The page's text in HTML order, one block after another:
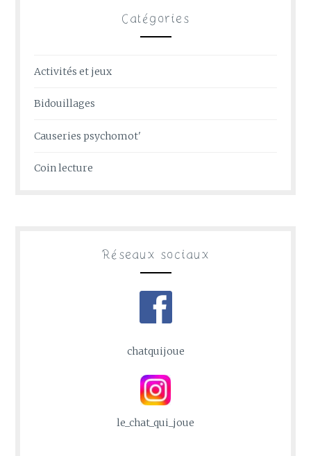
Catégories
Activités et jeux
Bidouillages
Causeries psychomot'
Coin lecture
Réseaux sociaux
chatquijoue
le_chat_qui_joue